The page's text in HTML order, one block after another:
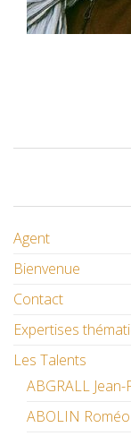
Agent
Bienvenue
Contact
Expertises
Les Talents
ABGRALL
ABOLIN Roméo